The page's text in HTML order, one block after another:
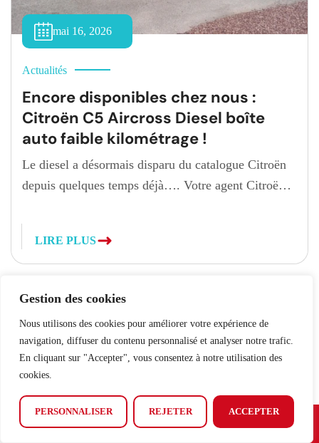
Gestion des cookies
Nous utilisons des cookies pour améliorer votre expérience de
navigation, diffuser du contenu personnalisé et analyser notre trafic.
En cliquant sur "Accepter", vous consentez à notre utilisation des
cookies.
PERSONNALISER REJETER ACCEPTER
mai 16, 2026
Actualités
Encore disponibles chez nous :
Citroën C5 Aircross Diesel boîte
auto faible kilométrage !
Le diesel a désormais disparu du catalogue Citroën
depuis quelques temps déjà…. Votre agent Citroën
EAT8, rapidement disponibles. Nos véhicules :
Année 2025
Faible kilométrage (moins de 10 000
malus […]
LIRE PLUS
Cliquez ici pour voir